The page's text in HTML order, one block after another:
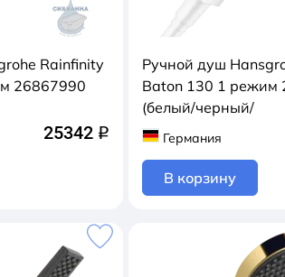
Rainfinity
26867990
25342 q
Ручной душ
Baton 130 1 режим
(белый/черный/
Германия
В корзину